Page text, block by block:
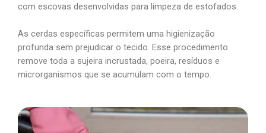
com escovas desenvolvidas para limpeza de estofados.
As cerdas específicas permitem uma higienização
profunda sem prejudicar o tecido. Esse procedimento
remove toda a sujeira incrustada, poeira, resíduos e
microrganismos que se acumulam com o tempo.